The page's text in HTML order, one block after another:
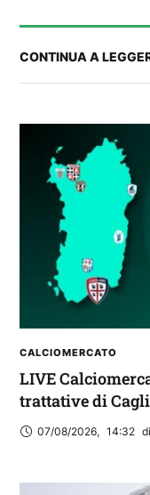
Balliana:
Real
CONTINUA A
CALCIOMERCATO
LIVE
trattative di
07/08/2026, 14:32 di